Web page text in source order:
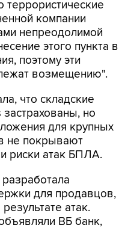
непреодолимой
этого пункта в
поэтому эти
возмещению".
что складские
для крупных
не покрывают
риски атак БПЛА.
атак.
ВБ банк,